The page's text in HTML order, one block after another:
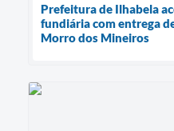
Prefeitura de Ilhabela
fundiária com entrega
Morro dos Mineiros